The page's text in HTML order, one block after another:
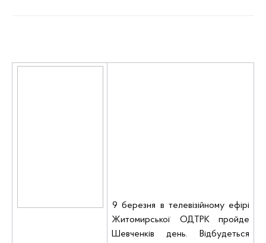
9 березня в телевізійному ефірі
Житомирської ОДТРК пройде
Шевченків день. Відбудеться